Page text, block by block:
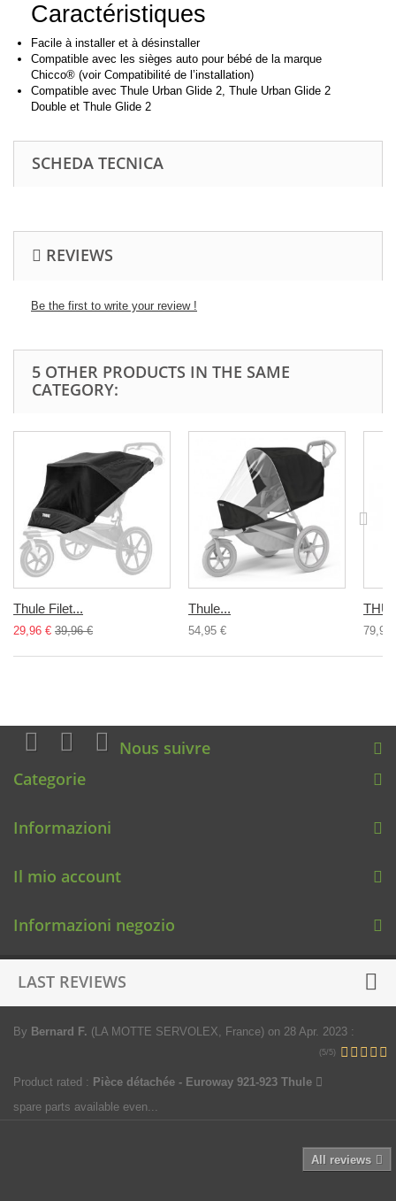
Caractéristiques
Facile à installer et à désinstaller
Compatible avec les sièges auto pour bébé de la marque
Chicco® (voir Compatibilité de l’installation)
Compatible avec Thule Urban Glide 2, Thule Urban Glide 2
Double et Thule Glide 2
SCHEDA TECNICA
REVIEWS
Be the first to write your review !
5 OTHER PRODUCTS IN THE SAME
CATEGORY:
Thule Filet...
29,96 € 39,96 €
Thule...
54,95 € 79,95
Nous suivre
Categorie
Informazioni
Il mio account
Informazioni negozio
LAST REVIEWS
By Bernard F. (LA MOTTE SERVOLEX, France) on 28 Apr. 2023 :
(5/5)
Product rated : Pièce détachée - Euroway 921-923 Thule
spare parts available even...
All reviews